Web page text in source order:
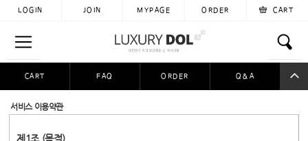
LOGIN JOIN MYPAGE ORDER CART
CART FAQ ORDER Q&A
공동구매
서비스 이용약관
제1조 (목적)